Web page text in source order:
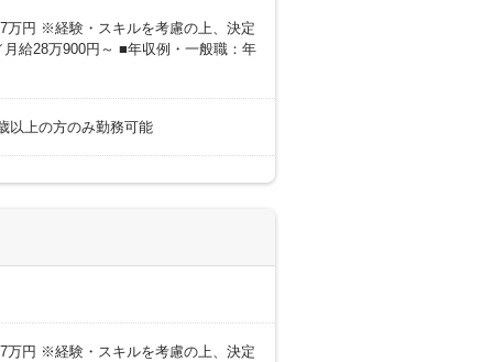
万円 ※経験・スキルを考慮の上、決定
給28万900円～ ■年収例・一般職：年
以上の方のみ勤務可能
万円 ※経験・スキルを考慮の上、決定